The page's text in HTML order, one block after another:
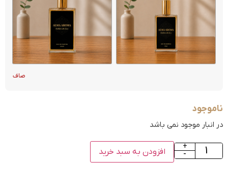
صاف
ناموجود
در انبار موجود نمی باشد
-
+
افزودن به سبد خرید